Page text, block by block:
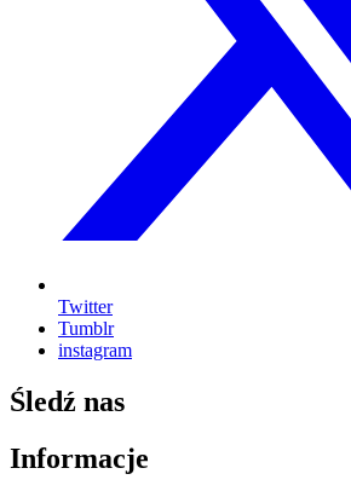
Twitter
Tumblr
instagram
Śledź nas
Informacje